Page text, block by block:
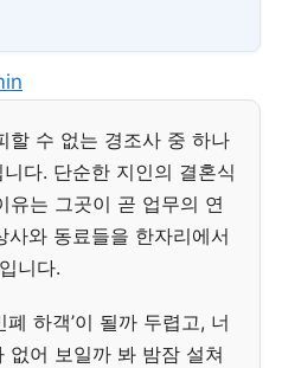
할 수 없는 경조사 중 하나
다. 단순한 지인의 결혼식
유는 그곳이 곧 업무의 연
사와 동료들을 한자리에서
니다.
하객’이 될까 두렵고, 너
없어 보일까 봐 밤잠 설쳐